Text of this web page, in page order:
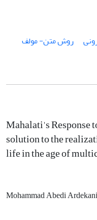
روش متن- مولف
Mahalati's Response
solution to the
life in the age of
Mohammad Abedi Ardekani